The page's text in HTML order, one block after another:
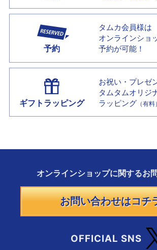
予約
タムカ会員様は
オンラインショ
予約が可能！
ギフトラッピング
お祝い・プレゼ
タムタムオリジ
ラッピング （有料）
オンラインショップに関するお
お問い合わせはコチ
OFFICIAL SNS